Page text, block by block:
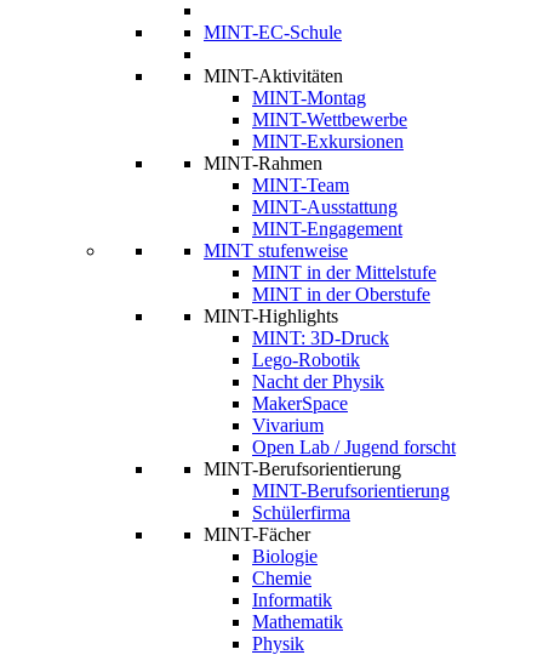
MINT-EC-Schule
MINT-Aktivitäten
MINT-Montag
MINT-Wettbewerbe
MINT-Exkursionen
MINT-Rahmen
MINT-Team
MINT-Ausstattung
MINT-Engagement
MINT stufenweise
MINT in der Mittelstufe
MINT in der Oberstufe
MINT-Highlights
MINT: 3D-Druck
Lego-Robotik
Nacht der Physik
MakerSpace
Vivarium
Open Lab / Jugend forscht
MINT-Berufsorientierung
MINT-Berufsorientierung
Schülerfirma
MINT-Fächer
Biologie
Chemie
Informatik
Mathematik
Physik